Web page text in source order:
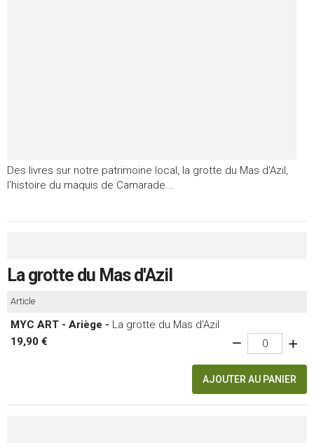
Des livres sur notre patrimoine local, la grotte du Mas d'Azil,
l'histoire du maquis de Camarade...
La grotte du Mas d'Azil
Article
MYC ART - Ariège - La grotte du Mas d'Azil
19,90 €
AJOUTER AU PANIER